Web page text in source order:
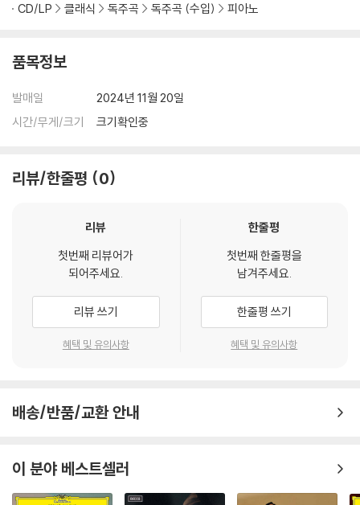
CD/LP 클래식 독주곡 독주곡 (수입) 피아노
품목정보
발매일
2024년 11월 20일
시간/무게/크기
크기확인중
리뷰/한줄평 0
리뷰
첫번째 리뷰어가
되어주세요.
리뷰 쓰기
혜택 및 유의사항
한줄평
첫번째 한줄평을
남겨주세요.
한줄평 쓰기
혜택 및 유의사항
배송/반품/교환 안내
이 분야 베스트셀러